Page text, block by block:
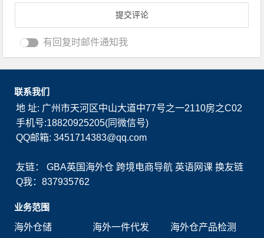
有回复时邮件通知我
联系我们
地 址: 广州市天河区中山大道中77号之一2110房之C02
手机号:18820925205(同微信号)
QQ邮箱: 3451714383@qq.com
友链：GBA英国海外仓 跨境电商导航 英语网课 换友链
Q我：837935762
业务范围
海外仓储
海外一件代发
海外仓产品检测